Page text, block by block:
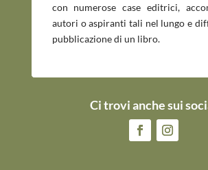
con numerose case editrici,
autori o aspiranti tali nel lungo e
pubblicazione di un libro.
Ci trovi anche sui